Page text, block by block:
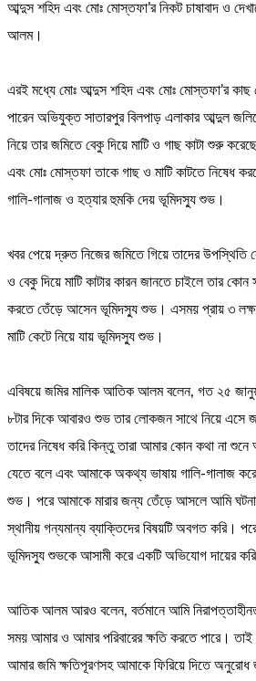
আব্দুস শহিদ এবং মোঃ মোস্তফা’র নিকট চাষাবাদ ও
আলম।
এরই মধ্যে মোঃ আব্দুস শহিদ এবং মোঃ মোস্তফা’র
পারেন অভিযুক্ত সাতারপুর বিলপাড় এলাকার আব্দুল
নিয়ে তার জমিতে বেকু দিয়ে মাটি ও গাছ কাটা শুরু
এবং মোঃ মোস্তফা তাকে গাছ ও মাটি কাটতে নিষেধ
গালি-গালাজ ও হত্যার হুমকি দেয় ভূমিদস্যু শুভ।
খবর পেয়ে দ্রুত নিজের জমিতে গিয়ে তাদের
ও বেকু দিয়ে মাটি কাটার কারন জানতে চাইলে তার কোন
করতে তেঁড়ে আসেন ভূমিদস্যু শুভ। এসময় প্রায় ৩ লক্ষ
মাটি কেটে নিয়ে যায় ভূমিদস্যু শুভ।
এবিষয়ে জমির মালিক আতিক আলম বলেন, গত ২৫
৮টার দিকে আবারও শুভ তার লোকজন সাথে নিয়ে এসে
তাদের নিষেধ করি কিন্তু তারা আমার কোন কথা না
যেতে বলে এবং আমাকে অকথ্য ভাষায় গালি-গালাজ
শুভ। পরে আমাকে মারার জন্য তেঁড়ে আসলে আমি
স্থানীয় গন্যমান্য ব্যাক্তিদের বিষয়টি অবগত করি।
ভূমিদস্যু শুভকে আসামী করে একটি অভিযোগ দায়ের
আতিক আলম আরও বলেন, বর্তমানে আমি
সময় আমার ও আমার পরিবারের ক্ষতি করতে পারে।
আমার জমি ক্ষতিপূরণসহ আমাকে ফিরিয়ে দিতে অনুরোধ